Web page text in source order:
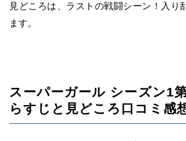
見どころは、ラストの戦闘シーン！入り
ます。
スーパーガール シーズン1
らすじと見どころ口コミ感